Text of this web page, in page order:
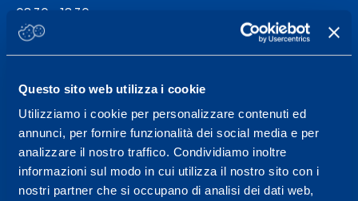
Questo sito web utilizza i cookie
Utilizziamo i cookie per personalizzare contenuti ed
annunci, per fornire funzionalità dei social media e per
analizzare il nostro traffico. Condividiamo inoltre
informazioni sul modo in cui utilizza il nostro sito con i
nostri partner che si occupano di analisi dei dati web,
08.30 - 18.30
Centro servizi per l'alta
prestazione ed il
wellness.
Maggiori informazioni